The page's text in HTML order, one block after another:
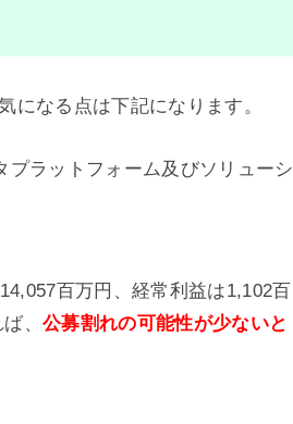
になる点は下記になります。
ラットフォーム及びソリューシ
百万円、経常利益は1,102百
、 公募割れの可能性が少ないと